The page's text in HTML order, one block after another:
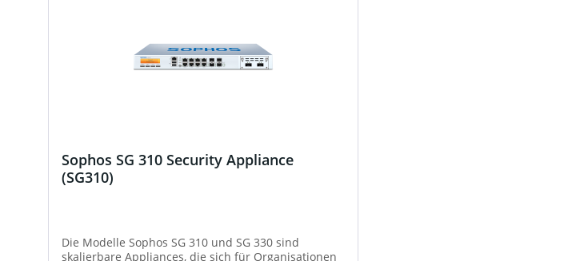
Sophos SG 310 Security Appliance
(SG310)
Die Modelle Sophos SG 310 und SG 330 sind
skalierbare Appliances, die sich für Organisationen